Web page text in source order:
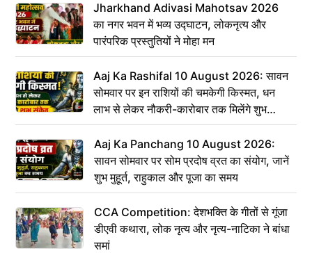
Jharkhand Adivasi Mahotsav 2026
का नगर भवन में भव्य उद्घाटन, लोकनृत्य और
पारंपरिक प्रस्तुतियों ने मोहा मन
Aaj Ka Rashifal 10 August 2026: सावन
सोमवार पर इन राशियों की चमकेगी किस्मत, धन
लाभ से लेकर नौकरी-कारोबार तक मिलेंगे शुभ
संकेत
Aaj Ka Panchang 10 August 2026:
सावन सोमवार पर सोम प्रदोष व्रत का संयोग, जानें
शुभ मुहूर्त, राहुकाल और पूजा का समय
CCA Competition: देशभक्ति के गीतों से गूंजा
डीएवी कथारा, लोक नृत्य और नृत्य-नाटिका ने बांधा
समां